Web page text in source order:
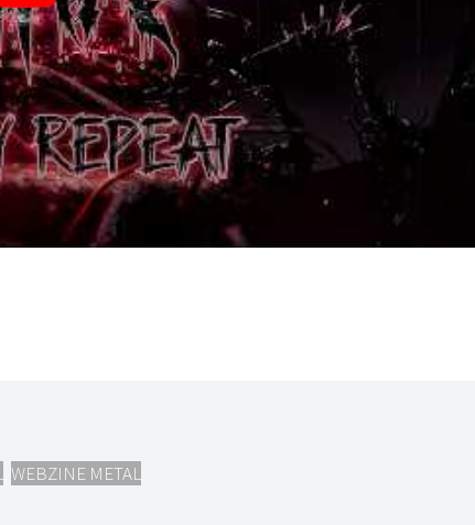
WEBZINE METAL